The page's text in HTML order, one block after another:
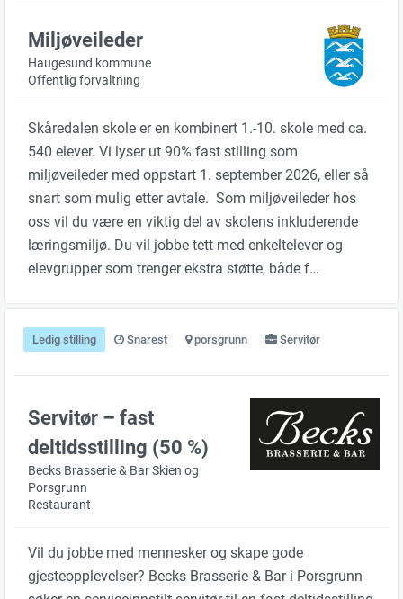
Miljøveileder
Haugesund kommune
Offentlig forvaltning
Skåredalen skole er en kombinert 1.-10. skole med ca.
540 elever. Vi lyser ut 90% fast stilling som
miljøveileder med oppstart 1. september 2026, eller så
snart som mulig etter avtale. Som miljøveileder hos
oss vil du være en viktig del av skolens inkluderende
læringsmiljø. Du vil jobbe tett med enkeltelever og
elevgrupper som trenger ekstra støtte, både f…
Ledig stilling Snarest porsgrunn Servitør
Servitør – fast
deltidsstilling (50 %)
Becks Brasserie & Bar Skien og
Porsgrunn
Restaurant
Vil du jobbe med mennesker og skape gode
gjesteopplevelser? Becks Brasserie & Bar i Porsgrunn